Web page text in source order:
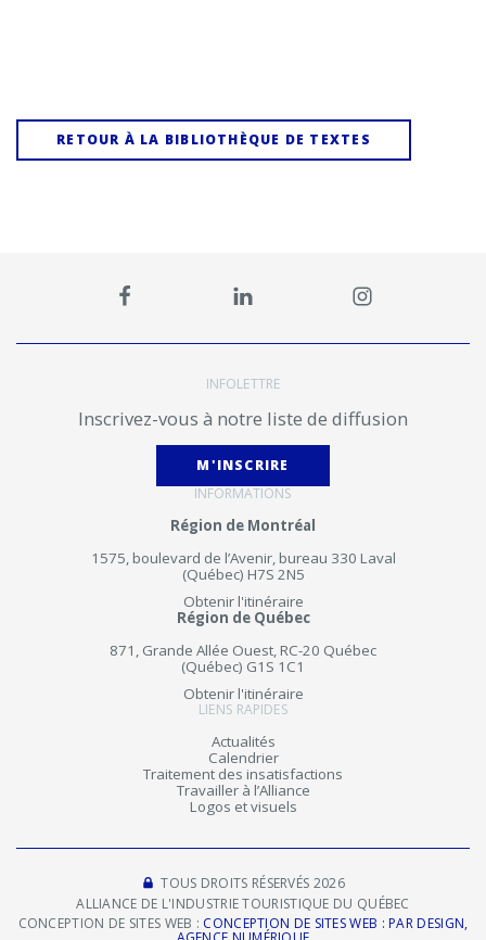
RETOUR À LA BIBLIOTHÈQUE DE TEXTES
INFOLETTRE
Inscrivez-vous à notre liste de diffusion
M'INSCRIRE
INFORMATIONS
Région de Montréal
1575, boulevard de l’Avenir, bureau 330 Laval
(Québec) H7S 2N5
Obtenir l'itinéraire
Région de Québec
871, Grande Allée Ouest, RC-20 Québec
(Québec) G1S 1C1
Obtenir l'itinéraire
LIENS RAPIDES
Actualités
Calendrier
Traitement des insatisfactions
Travailler à l’Alliance
Logos et visuels
TOUS DROITS RÉSERVÉS 2026
ALLIANCE DE L'INDUSTRIE TOURISTIQUE DU QUÉBEC
CONCEPTION DE SITES WEB : CONCEPTION DE SITES WEB : PAR DESIGN,